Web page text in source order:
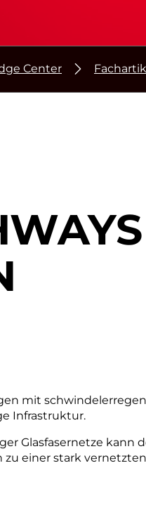
Center
mit
Infrastruktur.
Glasfasernetze
einer stark